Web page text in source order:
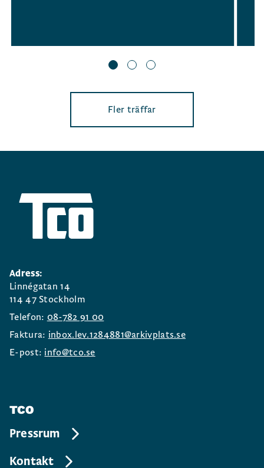
Fler träffar
Adress:
Linnégatan 14
114 47 Stockholm
Telefon: 08-782 91 00
Faktura: inbox.lev.1284881@arkivplats.se
E-post: info@tco.se
TCO
Pressrum
Kontakt